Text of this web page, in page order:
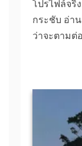
โปรไฟล์จริ
กระชับ อ่า
ว่าจะตาม